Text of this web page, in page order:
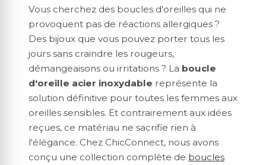
Vous cherchez des boucles d'oreilles qui ne
provoquent pas de réactions allergiques ?
Des bijoux que vous pouvez porter tous les
jours sans craindre les rougeurs,
démangeaisons ou irritations ? La boucle
d'oreille acier inoxydable représente la
solution définitive pour toutes les femmes aux
oreilles sensibles. Et contrairement aux idées
reçues, ce matériau ne sacrifie rien à
l'élégance. Chez ChicConnect, nous avons
conçu une collection complète de boucles